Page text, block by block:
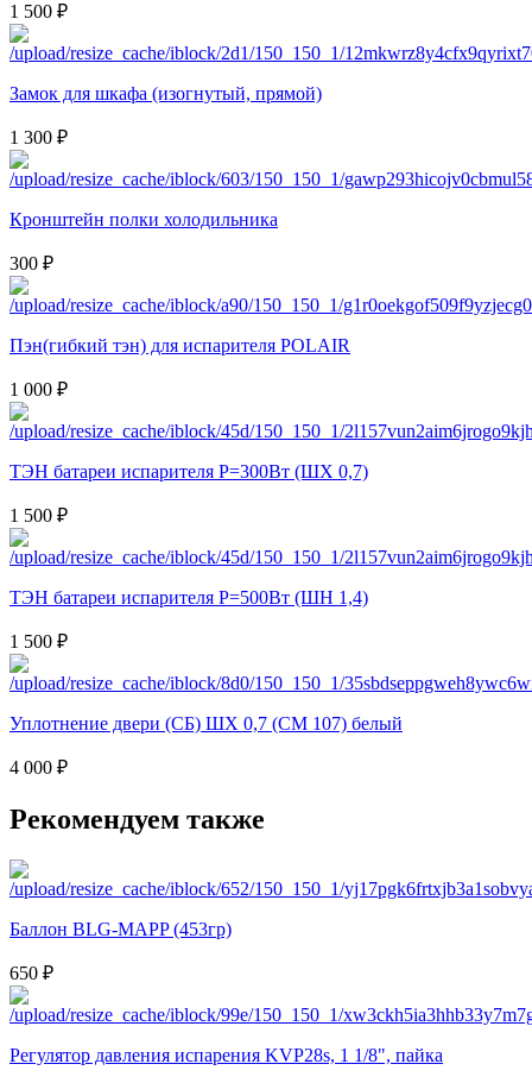
1 500 ₽
Замок для шкафа (изогнутый, прямой)
1 300 ₽
Кронштейн полки холодильника
300 ₽
Пэн(гибкий тэн) для испарителя POLAIR
1 000 ₽
ТЭН батареи испарителя Р=300Вт (ШХ 0,7)
1 500 ₽
ТЭН батареи испарителя Р=500Вт (ШН 1,4)
1 500 ₽
Уплотнение двери (СБ) ШХ 0,7 (CM 107) белый
4 000 ₽
Рекомендуем также
Баллон BLG-MAPP (453гр)
650 ₽
Регулятор давления испарения KVP28s, 1 1/8", пайка